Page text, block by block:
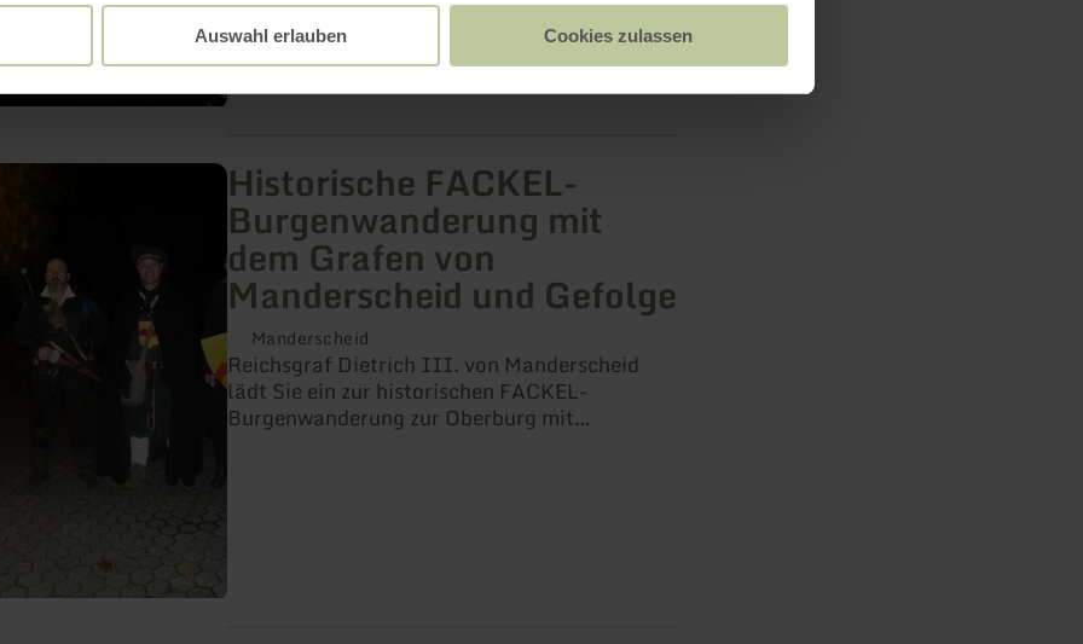
Auswahl erlauben Cookies zulassen
Historische FACKEL-
Burgenwanderung mit
dem Grafen von
Manderscheid und Gefolge
Manderscheid
Reichsgraf Dietrich III. von Manderscheid
lädt Sie ein zur historischen FACKEL-
Burgenwanderung zur Oberburg mit